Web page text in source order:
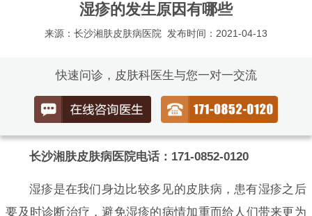
湿疹的发生原因有哪些
来源：长沙湘肤皮肤病医院 发布时间：2021-04-13
快速问诊，皮肤科医生与您一对一交流
长沙湘肤皮肤病医院电话：171-0852-0120
湿疹是在我们身边比较多见的皮肤病，患有湿疹之后
要及时诊断治疗，避免湿疹的病情加重而给人们带来更为